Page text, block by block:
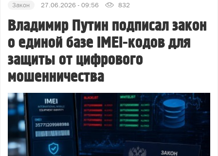
Закон 27.06.2026 - 09:56 832
Владимир Путин подписал закон
о единой базе IMEI-кодов для
защиты от цифрового
мошенничества